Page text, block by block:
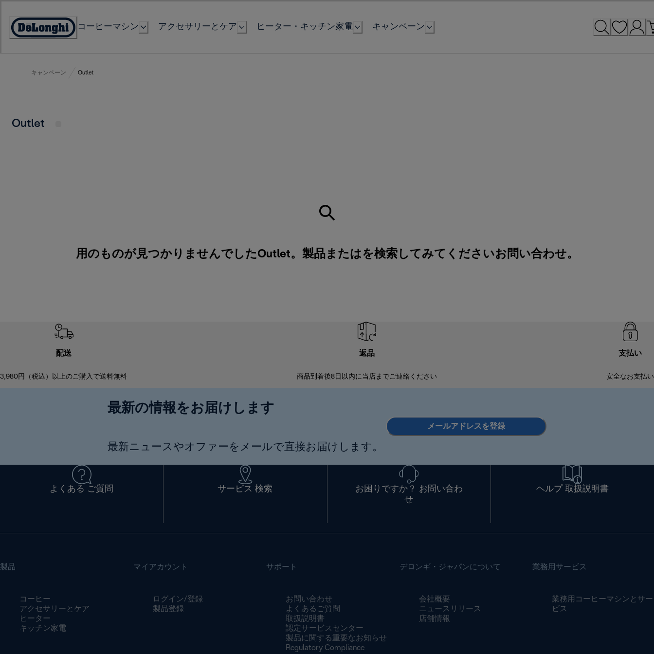
Content
Accessibility
コーヒーマシン アクセサリーとケア ヒーター・キッチン家電 キャンペーン
キャンペーン Outlet
Outlet
用のものが見つかりませんでしたOutlet。製品またはを検索してみてくださいお問い合わせ。
配送
3,980円（税込）以上のご購入で送料無料
返品
商品到着後8日以内に当店までご連絡ください
支払い
安全なお支払い
最新の情報をお届けします
最新ニュースやオファーをメールで直接お届けします。
メールアドレスを登録
よくある ご質問 サービス 検索
お困りですか？ お問い合わ
せ
ヘルプ 取扱説明書
製品
コーヒー
アクセサリーとケア
ヒーター
キッチン家電
マイアカウント
ログイン/登録
製品登録
サポート
お問い合わせ
よくあるご質問
取扱説明書
認定サービスセンター
製品に関する重要なお知らせ
Regulatory Compliance
デロンギ・ジャパンについて
会社概要
ニュースリリース
店舗情報
業務用サービス
業務用コーヒーマシンとサー
ビス